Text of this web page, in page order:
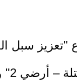
"تعزيز سبل